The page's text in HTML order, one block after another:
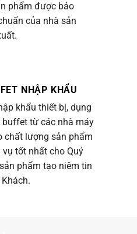
phẩm được bảo
của nhà sản
NHẬP KHẨU
khẩu thiết bị, dụng
từ các nhà máy
chất lượng sản phẩm
tốt nhất cho Quý
phẩm tạo niêm tin